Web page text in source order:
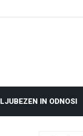
LJUBEZEN IN ODNOSI